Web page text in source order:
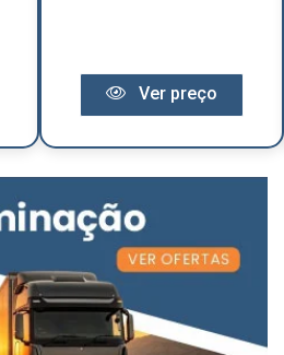
Ver preço